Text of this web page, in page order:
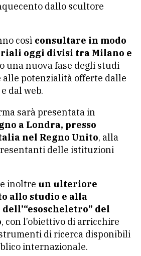
dallo scultore
così consultare in modo
oggi divisi tra Milano e
una nuova fase degli studi
potenzialità offerte dalle
dal web.
sarà presentata in
a Londra, presso
nel Regno Unito, alla
delle istituzioni
inoltre un ulteriore
allo studio e alla
del
, con l’obiettivo di arricchire
di ricerca disponibili
internazionale.